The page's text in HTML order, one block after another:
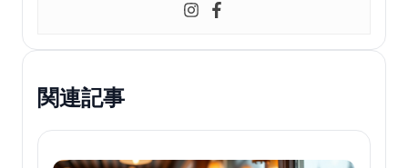
関連記事